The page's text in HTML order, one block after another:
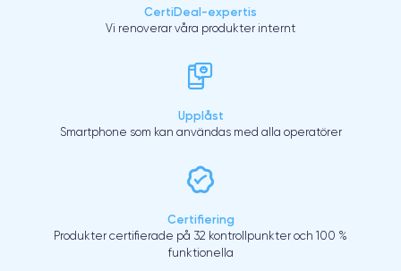
CertiDeal-expertis
Vi renoverar våra produkter internt
Upplåst
Smartphone som kan användas med alla operatörer
Certifiering
Produkter certifierade på 32 kontrollpunkter och 100 %
funktionella